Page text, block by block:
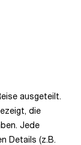
ausgeteilt.
die
Jede
Details (z.B.